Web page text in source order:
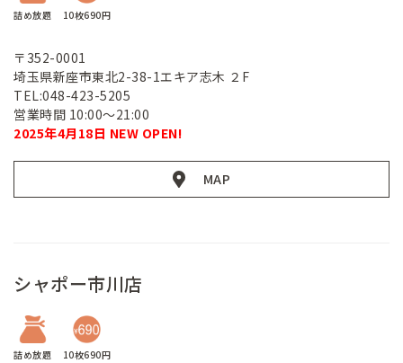
詰め放題 10枚690円
〒352-0001
埼玉県新座市東北2-38-1エキア志木 ２F
TEL:048-423-5205
営業時間 10:00～21:00
2025年4月18日 NEW OPEN!
MAP
シャポー市川店
詰め放題 10枚690円